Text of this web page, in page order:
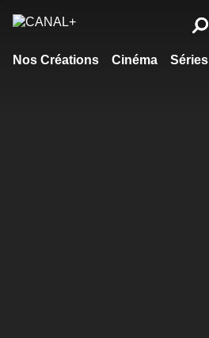
Nos Créations Cinéma Séries